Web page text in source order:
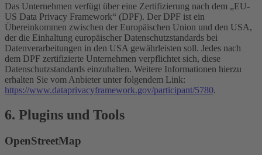
Das Unternehmen verfügt über eine Zertifizierung nach dem „EU-
US Data Privacy Framework“ (DPF). Der DPF ist ein
Übereinkommen zwischen der Europäischen Union und den USA,
der die Einhaltung europäischer Datenschutzstandards bei
Datenverarbeitungen in den USA gewährleisten soll. Jedes nach
dem DPF zertifizierte Unternehmen verpflichtet sich, diese
Datenschutzstandards einzuhalten. Weitere Informationen hierzu
erhalten Sie vom Anbieter unter folgendem Link:
https://www.dataprivacyframework.gov/participant/5780.
6. Plugins und Tools
OpenStreetMap